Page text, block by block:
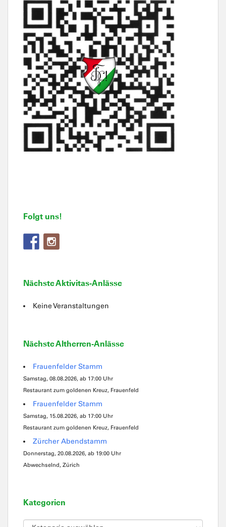
Folgt uns!
Nächste Aktivitas-Anlässe
Keine Veranstaltungen
Nächste Altherren-Anlässe
Frauenfelder Stamm
Samstag, 08.08.2026, ab 17:00 Uhr
Restaurant zum goldenen Kreuz, Frauenfeld
Frauenfelder Stamm
Samstag, 15.08.2026, ab 17:00 Uhr
Restaurant zum goldenen Kreuz, Frauenfeld
Zürcher Abendstamm
Donnerstag, 20.08.2026, ab 19:00 Uhr
Abwechselnd, Zürich
Kategorien
Kategorien